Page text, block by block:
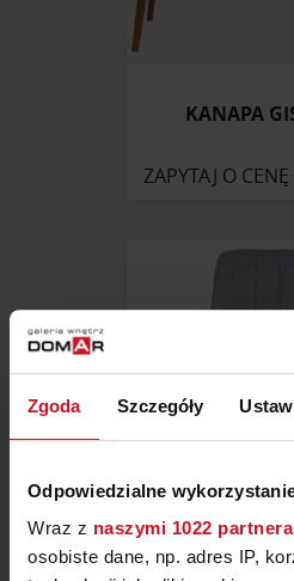
Zgoda Szczegóły
Odpowiedzialne
Wraz z naszymi 1022
osobiste dane, np. adres IP,
KANAPA
ZAPYTAJ O
KRZESŁO